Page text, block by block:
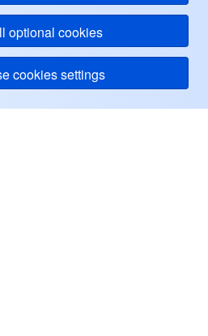
optional cookies
cookies settings